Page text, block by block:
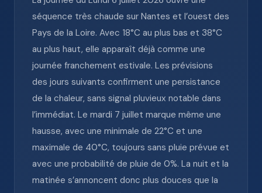
séquence très chaude sur Nantes et l’ouest des
Pays de la Loire. Avec 18°C au plus bas et 38°C
au plus haut, elle apparaît déjà comme une
journée franchement estivale. Les prévisions
des jours suivants confirment une persistance
de la chaleur, sans signal pluvieux notable dans
l’immédiat. Le mardi 7 juillet marque même une
hausse, avec une minimale de 22°C et une
maximale de 40°C, toujours sans pluie prévue et
avec une probabilité de pluie de 0%. La nuit et la
matinée s’annoncent donc plus douces que la